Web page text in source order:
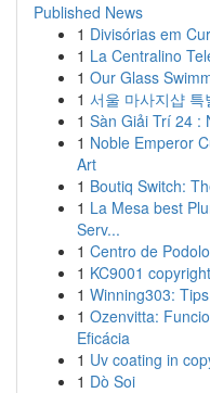
Published News
1 Divisórias em
1 La Centralino
1 Our Glass
1 서울 마사지샵
1 Sàn Giải Trí 24 :
1 Noble Emperor
Art
1 Boutiq Switch:
1 La Mesa best
Serv...
1 Centro de
1 KC9001
1 Winning303:
1 Ozenvitta:
Eficácia
1 Uv coating in
1 Dò Soi